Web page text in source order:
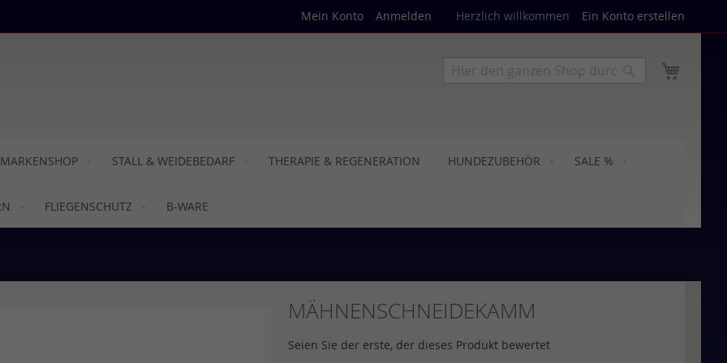
Mein Konto Anmelden Herzlich willkommen Ein Konto erstellen
Suche
MARKENSHOP STALL & WEIDEBEDARF THERAPIE & REGENERATION HUNDEZUBEHÖR SALE %
FLIEGENSCHUTZ B-WARE
MÄHNENSCHNEIDEKAMM
Seien Sie der erste, der dieses Produkt bewertet